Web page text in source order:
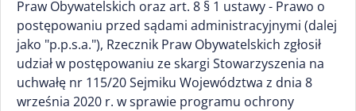
Praw Obywatelskich oraz art. 8 § 1 ustawy - Prawo o
postępowaniu przed sądami administracyjnymi (dalej
jako "p.p.s.a."), Rzecznik Praw Obywatelskich zgłosił
udział w postępowaniu ze skargi Stowarzyszenia na
uchwałę nr 115/20 Sejmiku Województwa z dnia 8
września 2020 r. w sprawie programu ochrony